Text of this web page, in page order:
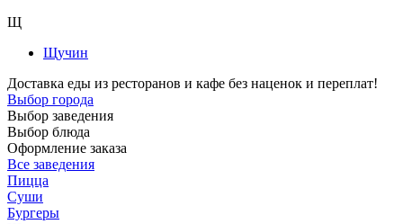
Щ
Щучин
Доставка еды из ресторанов и кафе без наценок и переплат!
Выбор города
Выбор заведения
Выбор блюда
Оформление заказа
Все заведения
Пицца
Суши
Бургеры